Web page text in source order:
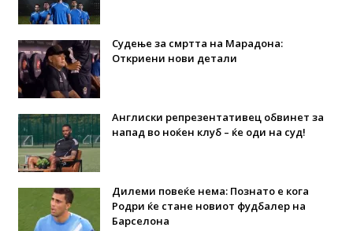
Судење за смртта на Марадона:
Откриени нови детали
Англиски репрезентативец обвинет за
напад во ноќен клуб – ќе оди на суд!
Дилеми повеќе нема: Познато е кога
Родри ќе стане новиот фудбалер на
Барселона